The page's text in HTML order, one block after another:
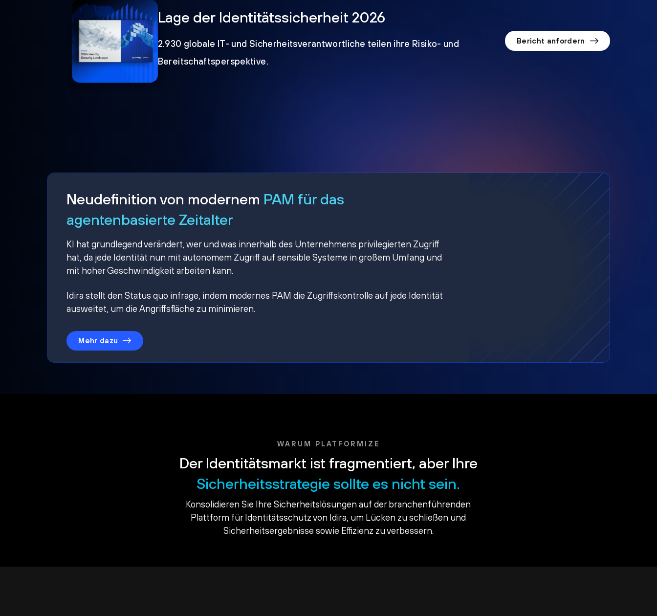
Lage der Identitätssicherheit 2026
2.930 globale IT- und Sicherheitsverantwortliche teilen ihre Risiko- und
Bereitschaftsperspektive.
Bericht anfordern
Neudefinition von modernem PAM für das
agentenbasierte Zeitalter
KI hat grundlegend verändert, wer und was innerhalb des Unternehmens privilegierten Zugriff
hat, da jede Identität nun mit autonomem Zugriff auf sensible Systeme in großem Umfang und
mit hoher Geschwindigkeit arbeiten kann.
Idira stellt den Status quo infrage, indem modernes PAM die Zugriffskontrolle auf jede Identität
ausweitet, um die Angriffsfläche zu minimieren.
Mehr dazu
WARUM PLATFORMIZE
Der Identitätsmarkt ist fragmentiert, aber Ihre
Sicherheitsstrategie sollte es nicht sein.
Konsolidieren Sie Ihre Sicherheitslösungen auf der branchenführenden
Plattform für Identitätsschutz von Idira, um Lücken zu schließen und
Sicherheitsergebnisse sowie Effizienz zu verbessern.